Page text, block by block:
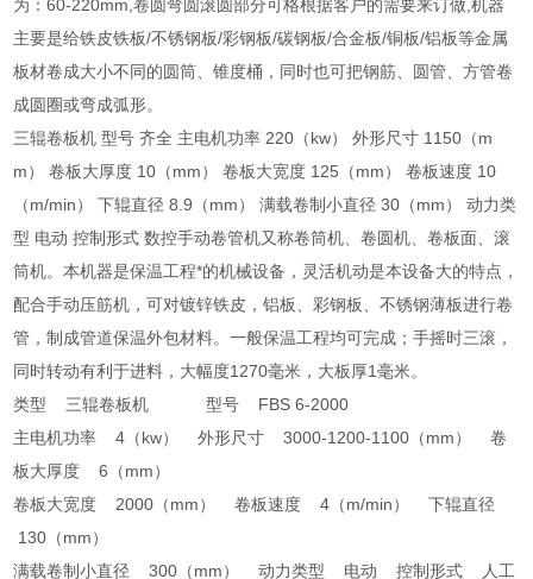
为：60-220mm,卷圆弯圆滚圆部分可格根据客户的需要来订做,机器
主要是给铁皮铁板/不锈钢板/彩钢板/碳钢板/合金板/铜板/铝板等金属
板材卷成大小不同的圆筒、锥度桶，同时也可把钢筋、圆管、方管卷
成圆圈或弯成弧形。
三辊卷板机 型号 齐全 主电机功率 220（kw） 外形尺寸 1150（m
m） 卷板大厚度 10（mm） 卷板大宽度 125（mm） 卷板速度 10
（m/min） 下辊直径 8.9（mm） 满载卷制小直径 30（mm） 动力类
型 电动 控制形式 数控手动卷管机又称卷筒机、卷圆机、卷板面、滚
筒机。本机器是保温工程*的机械设备，灵活机动是本设备大的特点，
配合手动压筋机，可对镀锌铁皮，铝板、彩钢板、不锈钢薄板进行卷
管，制成管道保温外包材料。一般保温工程均可完成；手摇时三滚，
同时转动有利于进料，大幅度1270毫米，大板厚1毫米。
类型 三辊卷板机 型号 FBS 6-2000
主电机功率 4（kw） 外形尺寸 3000-1200-1100（mm） 卷
板大厚度 6（mm）
卷板大宽度 2000（mm） 卷板速度 4（m/min） 下辊直径
130（mm）
满载卷制小直径 300（mm） 动力类型 电动 控制形式 人工